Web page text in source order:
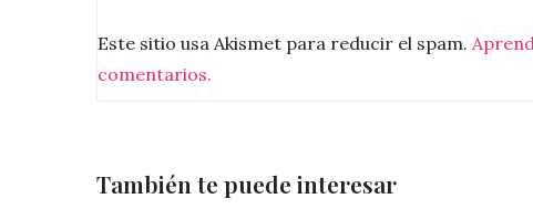
Este sitio usa Akismet para reducir el spam.
comentarios.
También te puede interesar